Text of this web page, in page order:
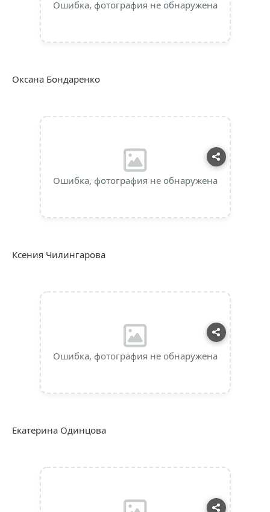
Ошибка, фотография не обнаружена
Оксана Бондаренко
Ошибка, фотография не обнаружена
Ксения Чилингарова
Ошибка, фотография не обнаружена
Екатерина Одинцова